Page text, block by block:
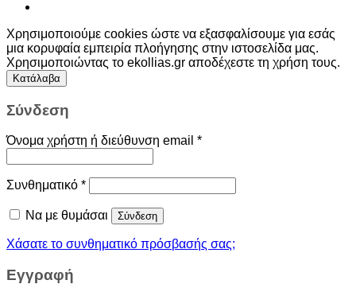
Χρησιμοποιούμε cookies ώστε να εξασφαλίσουμε για εσάς
μια κορυφαία εμπειρία πλοήγησης στην ιστοσελίδα μας.
Χρησιμοποιώντας το ekollias.gr αποδέχεστε τη χρήση τους.
Κατάλαβα
Σύνδεση
Όνομα χρήστη ή διεύθυνση email *
Συνθηματικό *
Να με θυμάσαι Σύνδεση
Χάσατε το συνθηματικό πρόσβασής σας;
Εγγραφή